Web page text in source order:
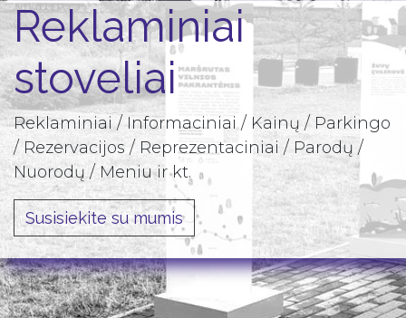
Reklaminiai
stoveliai
Reklaminiai / Informaciniai / Kainų / Parkingo
/ Rezervacijos / Reprezentaciniai / Parodų /
Nuorodų / Meniu ir kt.
Susisiekite su mumis